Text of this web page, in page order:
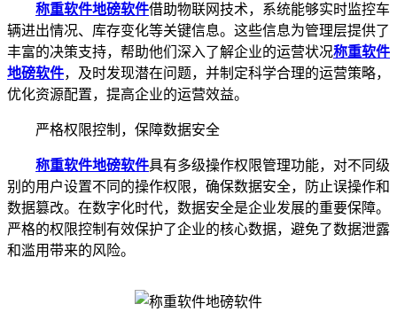
称重软件地磅软件借助物联网技术，系统能够实时监控车
辆进出情况、库存变化等关键信息。这些信息为管理层提供了
丰富的决策支持，帮助他们深入了解企业的运营状况称重软件
地磅软件，及时发现潜在问题，并制定科学合理的运营策略，
优化资源配置，提高企业的运营效益。
严格权限控制，保障数据安全
称重软件地磅软件具有多级操作权限管理功能，对不同级
别的用户设置不同的操作权限，确保数据安全，防止误操作和
数据篡改。在数字化时代，数据安全是企业发展的重要保障。
严格的权限控制有效保护了企业的核心数据，避免了数据泄露
和滥用带来的风险。